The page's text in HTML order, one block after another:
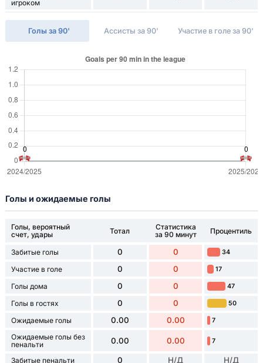
игроком
Голы за 90' Ассисты за 90' Участие в голе за 90'
Голы и ожидаемые голы
Голы, вероятный
счет, удары
Тотал
Статистика
за 90 минут
Процентиль
Забитые голы 0 0 34
Участие в голе 0 0 17
Голы дома 0 0 47
Голы в гостях 0 0 50
Ожидаемые голы 0.00 0.00 7
Ожидаемые голы без
пенальти
0.00 0.00 7
Забитые пенальти 0 Н/Д Н/Д